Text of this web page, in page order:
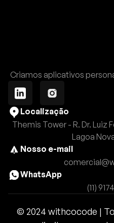
Criamos aplicativos
Localização
Themis Tower - R. Dr. Luiz
Lagoa
Nosso e-mail
WhatsApp
(11)
© 2024 withcocode |